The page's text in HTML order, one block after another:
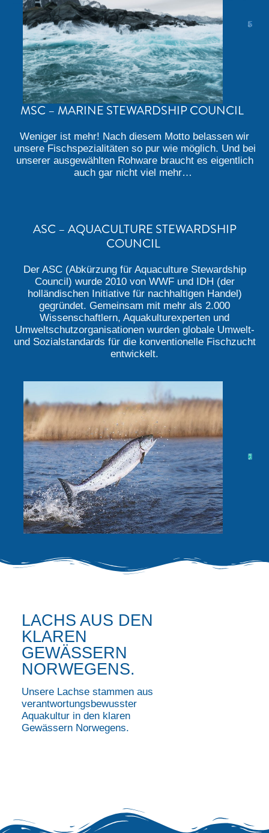
MSC – MARINE STEWARDSHIP COUNCIL
Weniger ist mehr! Nach diesem Motto belassen wir
unsere Fischspezialitäten so pur wie möglich. Und bei
unserer ausgewählten Rohware braucht es eigentlich
auch gar nicht viel mehr…
ASC – AQUACULTURE STEWARDSHIP
COUNCIL
Der ASC (Abkürzung für Aquaculture Stewardship
Council) wurde 2010 von WWF und IDH (der
holländischen Initiative für nachhaltigen Handel)
gegründet. Gemeinsam mit mehr als 2.000
Wissenschaftlern, Aquakulturexperten und
Umweltschutzorganisationen wurden globale Umwelt-
und Sozialstandards für die konventionelle Fischzucht
entwickelt.
LACHS AUS DEN
KLAREN
GEWÄSSERN
NORWEGENS.
Unsere Lachse stammen aus
verantwortungsbewusster
Aquakultur in den klaren
Gewässern Norwegens.